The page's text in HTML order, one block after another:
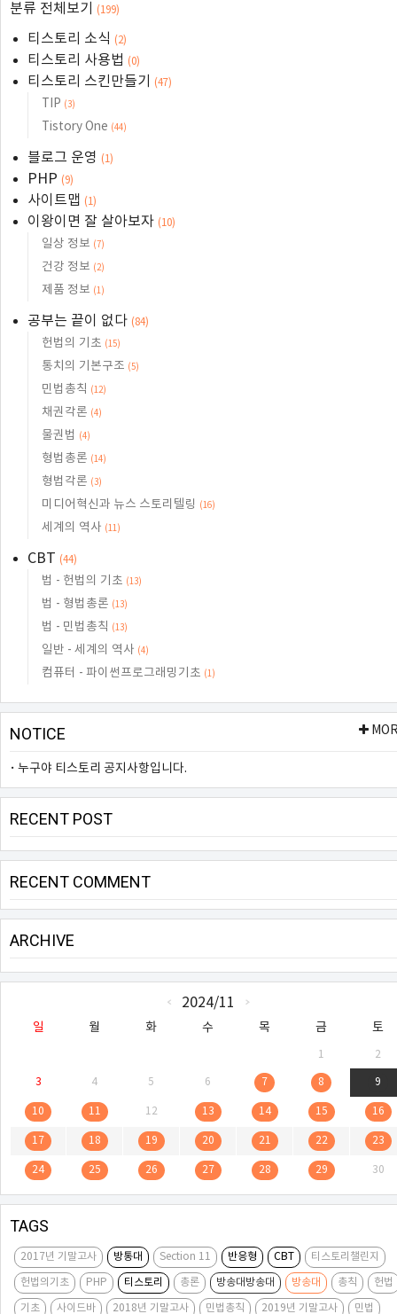
분류 전체보기 (199)
티스토리 소식 (2)
티스토리 사용법 (0)
티스토리 스킨만들기 (47)
TIP (3)
Tistory One (44)
블로그 운영 (1)
PHP (9)
사이트맵 (1)
이왕이면 잘 살아보자 (10)
일상 정보 (7)
건강 정보 (2)
제품 정보 (1)
공부는 끝이 없다 (84)
헌법의 기초 (15)
통치의 기본구조 (5)
민법총칙 (12)
채권각론 (4)
물권법 (4)
형법총론 (14)
형법각론 (3)
미디어혁신과 뉴스 스토리텔링 (16)
세계의 역사 (11)
CBT (44)
법 - 헌법의 기초 (13)
법 - 형법총론 (13)
법 - 민법총칙 (13)
일반 - 세계의 역사 (4)
컴퓨터 - 파이썬프로그래밍기초 (1)
NOTICE
누구야 티스토리 공지사항입니다.
RECENT POST
RECENT COMMENT
ARCHIVE
« 2024/11 »
일 월 화 수 목 금 토
1 2
3 4 5 6 7 8 9
10 11 12 13 14 15 16
17 18 19 20 21 22 23
24 25 26 27 28 29 30
TAGS
2017년 기말고사 방통대 Section 11 반응형 CBT 티스토리챌린지
헌법의기초 PHP 티스토리 총론 방송대방송대 방송대 총칙 헌법
기초 사이드바 2018년 기말고사 민법총칙 2019년 기말고사 민법